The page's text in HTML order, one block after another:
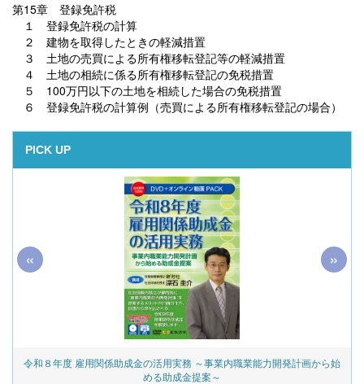
第15章 登録免許税
１ 登録免許税の計算
２ 建物を取得したときの軽減措置
３ 土地の売買による所有権移転登記等の軽減措置
４ 土地の相続に係る所有権移転登記の免税措置
５ 100万円以下の土地を相続した場合の免税措置
６ 登録免許税の計算例（売買による所有権移転登記の場合）
PICK UP
令和８年度 雇用関係助成金の活用実務 ～事業内職業能力開発計画から始
める助成金提案～
« »